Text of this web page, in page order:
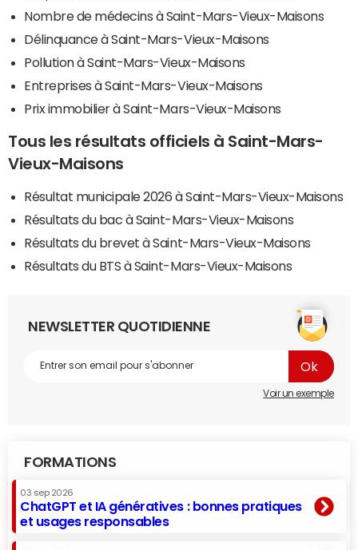
Nombre de médecins à Saint-Mars-Vieux-Maisons
Délinquance à Saint-Mars-Vieux-Maisons
Pollution à Saint-Mars-Vieux-Maisons
Entreprises à Saint-Mars-Vieux-Maisons
Prix immobilier à Saint-Mars-Vieux-Maisons
Tous les résultats officiels à Saint-Mars-
Vieux-Maisons
Résultat municipale 2026 à Saint-Mars-Vieux-Maisons
Résultats du bac à Saint-Mars-Vieux-Maisons
Résultats du brevet à Saint-Mars-Vieux-Maisons
Résultats du BTS à Saint-Mars-Vieux-Maisons
NEWSLETTER QUOTIDIENNE
Voir un exemple
FORMATIONS
03 sep 2026
ChatGPT et IA génératives : bonnes pratiques
et usages responsables